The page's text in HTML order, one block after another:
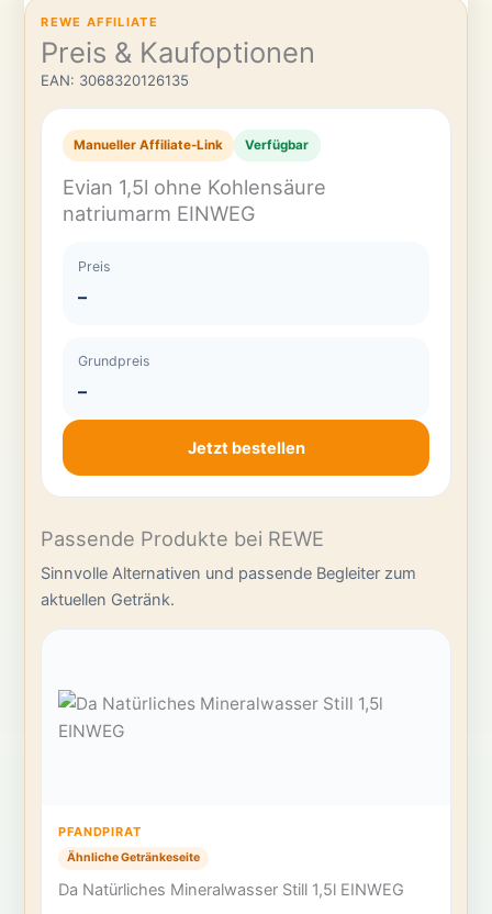
REWE AFFILIATE
Preis & Kaufoptionen
EAN: 3068320126135
Manueller Affiliate-Link Verfügbar
Evian 1,5l ohne Kohlensäure
natriumarm EINWEG
Preis
–
Grundpreis
–
Jetzt bestellen
Passende Produkte bei REWE
Sinnvolle Alternativen und passende Begleiter zum
aktuellen Getränk.
PFANDPIRAT
Ähnliche Getränkeseite
Da Natürliches Mineralwasser Still 1,5l EINWEG